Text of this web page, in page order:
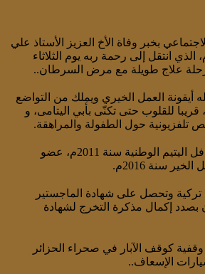
بخبر وفاة الأخ العزيز الأستاذ علي
الذي انتقل إلى رحمة ربه يوم الثلاثاء
علاج طويلة مع مرض السرطان..
أيقونة العمل الخيري ويملك من التواضع
قريبا للقلوب حتى تكنّى بأبي اليتامى، و
تلفزيونية حول الطفولة والمراهقة.
عضو مؤسس لجمعية كافل اليتيم الوطنية سنة 2011م، عضو
سنة 2016م.
وتحصل على شهادة الماجستير
إكمال مذكرة التخرج لشهادة
كوقف الآبار في صحراء الحزائر
الإسعاف..